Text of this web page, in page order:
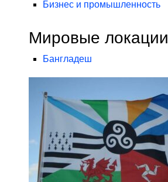
Бизнес и промышленность
Мировые локации
Бангладеш